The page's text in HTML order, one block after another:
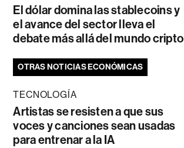
El dólar domina las stablecoins y
el avance del sector lleva el
debate más allá del mundo cripto
OTRAS NOTICIAS ECONÓMICAS
TECNOLOGÍA
Artistas se resisten a que sus
voces y canciones sean usadas
para entrenar a la IA